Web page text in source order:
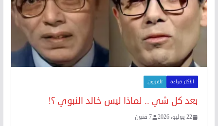
الأكثر قراءة تلفزيون
بعد كل شي .. لماذا ليس خالد النبوي ؟!
22 يوليو، 2026 7 فنون